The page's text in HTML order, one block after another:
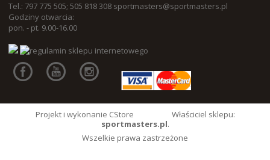
Tel.: 797 775 505; 505 818 308 sportmasters@sportmasters.pl
Godziny otwarcia:
pon. - pt. 9.00-16.00
Projekt i wykonanie CStore
Właściciel sklepu:
sportmasters.pl.
Wszelkie prawa zastrzeżone